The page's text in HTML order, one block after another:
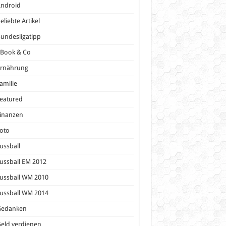
Artikel
& Co
EM 2012
WM 2010
WM 2014
verdienen